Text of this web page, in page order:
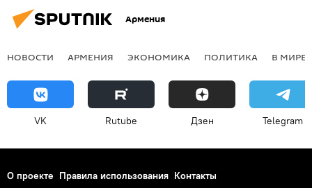
Армения
НОВОСТИ АРМЕНИЯ ЭКОНОМИКА ПОЛИТИКА В МИРЕ
VK Rutube Дзен Telegram
О проекте Правила использования Контакты